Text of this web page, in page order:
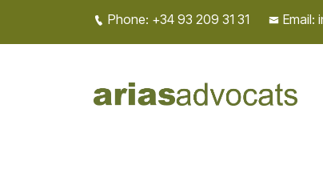
Phone: +34 93 209 31 31 Email: